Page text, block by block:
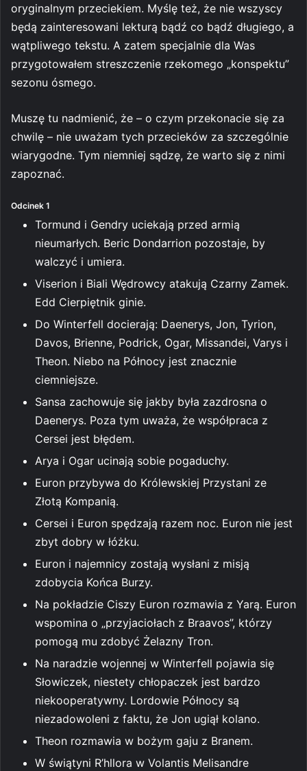
oryginalnym przeciekiem. Myślę też, że nie wszyscy
będą zainteresowani lekturą bądź co bądź długiego, a
wątpliwego tekstu. A zatem specjalnie dla Was
przygotowałem streszczenie rzekomego „konspektu”
sezonu ósmego.
Muszę tu nadmienić, że – o czym przekonacie się za
chwilę – nie uważam tych przecieków za szczególnie
wiarygodne. Tym niemniej sądzę, że warto się z nimi
zapoznać.
Odcinek 1
Tormund i Gendry uciekają przed armią
nieumarłych. Beric Dondarrion pozostaje, by
walczyć i umiera.
Viserion i Biali Wędrowcy atakują Czarny Zamek.
Edd Cierpiętnik ginie.
Do Winterfell docierają: Daenerys, Jon, Tyrion,
Davos, Brienne, Podrick, Ogar, Missandei, Varys i
Theon. Niebo na Północy jest znacznie
ciemniejsze.
Sansa zachowuje się jakby była zazdrosna o
Daenerys. Poza tym uważa, że współpraca z
Cersei jest błędem.
Arya i Ogar ucinają sobie pogaduchy.
Euron przybywa do Królewskiej Przystani ze
Złotą Kompanią.
Cersei i Euron spędzają razem noc. Euron nie jest
zbyt dobry w łóżku.
Euron i najemnicy zostają wysłani z misją
zdobycia Końca Burzy.
Na pokładzie Ciszy Euron rozmawia z Yarą. Euron
wspomina o „przyjaciołach z Braavos”, którzy
pomogą mu zdobyć Żelazny Tron.
Na naradzie wojennej w Winterfell pojawia się
Słowiczek, niestety chłopaczek jest bardzo
niekooperatywny. Lordowie Północy są
niezadowoleni z faktu, że Jon ugiął kolano.
Theon rozmawia w bożym gaju z Branem.
W świątyni R’hllora w Volantis Melisandre